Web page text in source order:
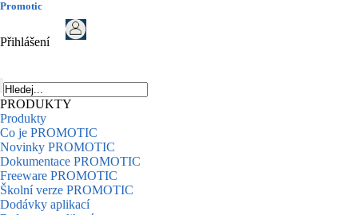
Promotic
Přihlášení
PRODUKTY
Produkty
Co je PROMOTIC
Novinky PROMOTIC
Dokumentace PROMOTIC
Freeware PROMOTIC
Školní verze PROMOTIC
Dodávky aplikací